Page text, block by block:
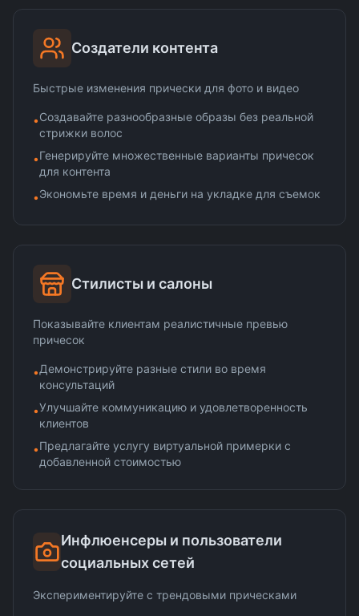
Создатели контента
Быстрые изменения прически для фото и видео
•Создавайте разнообразные образы без реальной
стрижки волос
•Генерируйте множественные варианты причесок
для контента
•Экономьте время и деньги на укладке для съемок
Стилисты и салоны
Показывайте клиентам реалистичные превью
причесок
•Демонстрируйте разные стили во время
консультаций
•Улучшайте коммуникацию и удовлетворенность
клиентов
•Предлагайте услугу виртуальной примерки с
добавленной стоимостью
Инфлюенсеры и пользователи
социальных сетей
Экспериментируйте с трендовыми прическами